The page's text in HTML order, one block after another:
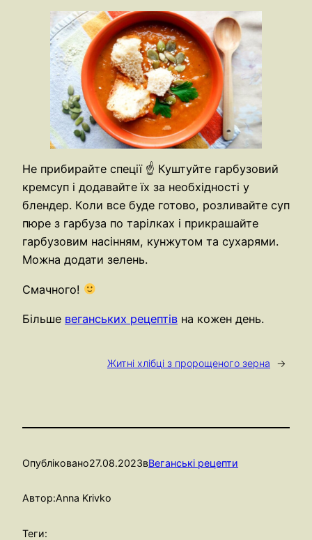
Не прибирайте спеції ☝️ Куштуйте гарбузовий
кремсуп і додавайте їх за необхідності у
блендер. Коли все буде готово, розливайте суп
пюре з гарбуза по тарілках і прикрашайте
гарбузовим насінням, кунжутом та сухарями.
Можна додати зелень.
Смачного!
Більше веганських рецептів на кожен день.
Житні хлібці з пророщеного зерна →
Опубліковано27.08.2023вВеганські рецепти
Автор:Anna Krivko
Теги: